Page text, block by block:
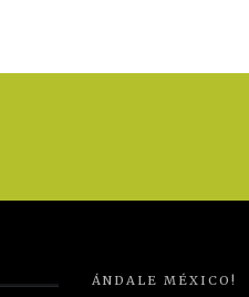
ÁNDALE MÉXICO!